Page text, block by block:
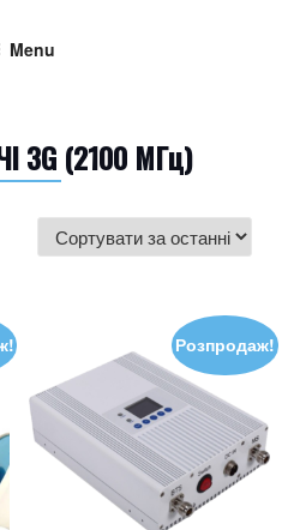
Menu
3G (2100 МГц)
Розпродаж!